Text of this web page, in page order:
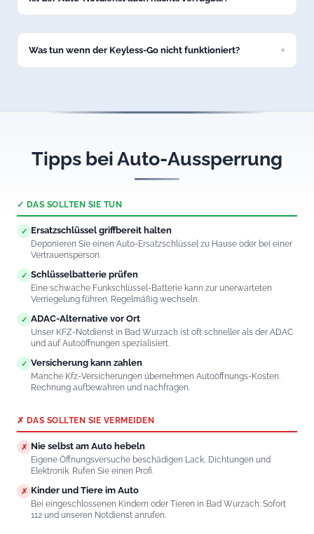
auch nachts und an Feiertagen.
Was tun wenn der Keyless-Go nicht funktioniert?
Tipps bei Auto-Aussperrung
✓ DAS SOLLTEN SIE TUN
✓ Ersatzschlüssel griffbereit halten
Deponieren Sie einen Auto-Ersatzschlüssel zu Hause oder bei einer
Vertrauensperson.
✓ Schlüsselbatterie prüfen
Eine schwache Funkschlüssel-Batterie kann zur unerwarteten
Verriegelung führen. Regelmäßig wechseln.
✓ ADAC-Alternative vor Ort
Unser KFZ-Notdienst in Bad Wurzach ist oft schneller als der ADAC
und auf Autoöffnungen spezialisiert.
✓ Versicherung kann zahlen
Manche Kfz-Versicherungen übernehmen Autoöffnungs-Kosten.
Rechnung aufbewahren und nachfragen.
✗ DAS SOLLTEN SIE VERMEIDEN
✗ Nie selbst am Auto hebeln
Eigene Öffnungsversuche beschädigen Lack, Dichtungen und
Elektronik. Rufen Sie einen Profi.
✗ Kinder und Tiere im Auto
Bei eingeschlossenen Kindern oder Tieren in Bad Wurzach: Sofort
112 und unseren Notdienst anrufen.